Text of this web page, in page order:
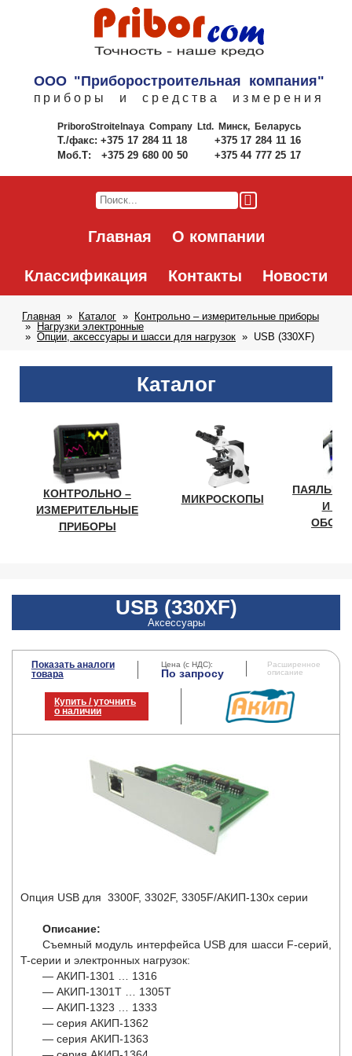
ООО "Приборостроительная компания"
приборы и средства измерения
PriboroStroitelnaya Company Ltd.Минск, Беларусь
Т./факс: +375 17 284 11 18
+375 17 284 11 16
Моб.Т:
+375 29 680 00 50 +375 44 777 25 17
Главная О компании
Классификация Контакты Новости
Главная Каталог
Контрольно – измерительные приборы
Нагрузки электронные
Опции, аксессуары и шасси для нагрузок
USB (330XF)
Каталог
КОНТРОЛЬНО –
ИЗМЕРИТЕЛЬНЫЕ
ПРИБОРЫ
МИКРОСКОПЫ
И
USB (330XF)
Аксессуары
Показать аналоги
товара
Цена (с НДС):
По запросу
Расширенное
описание
Купить / уточнить
о наличии
Опция USB для 3300F, 3302F, 3305F/АКИП-130х серии
Описание:
Съемный модуль интерфейса USB для шасси F-серий,
T-серии и электронных нагрузок:
— АКИП-1301 … 1316
— АКИП-1301Т … 1305Т
— АКИП-1323 … 1333
— серия АКИП-1362
— серия АКИП-1363